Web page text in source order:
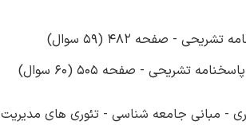
- مبانی جامعه شناسی - تئوری های مدیریت